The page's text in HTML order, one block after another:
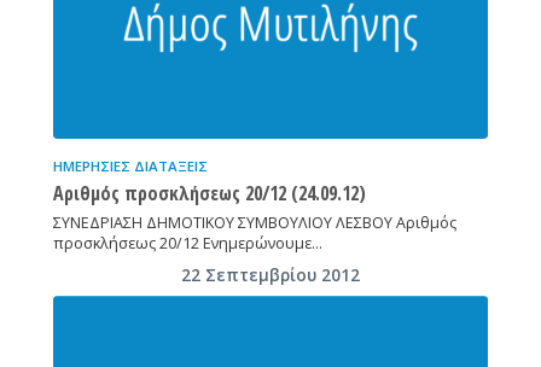
ΗΜΕΡΉΣΙΕΣ ΔΙΑΤΆΞΕΙΣ
Αριθμός προσκλήσεως 20/12 (24.09.12)
ΣΥΝΕΔΡΙΑΣΗ ΔΗΜΟΤΙΚΟΥ ΣΥΜΒΟΥΛΙΟΥ ΛΕΣΒΟΥ Αριθμός
προσκλήσεως 20/12 Ενημερώνουμε…
22 Σεπτεμβρίου 2012